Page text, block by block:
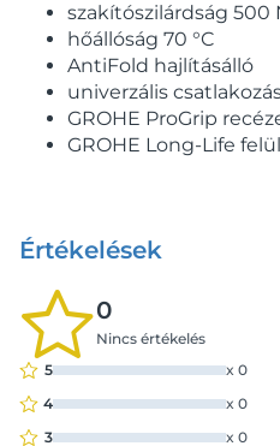
szakítószilárdság 500
hőállóság 70 °C
AntiFold hajlításálló
univerzális csatlakozás
GROHE ProGrip
GROHE Long-Life
Értékelések
0
Nincs értékelés
5
x 0
4
x 0
3
x 0